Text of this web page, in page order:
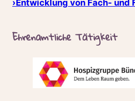
›Entwicklung von Fach- und
Ehrenamtliche Tätigkeit